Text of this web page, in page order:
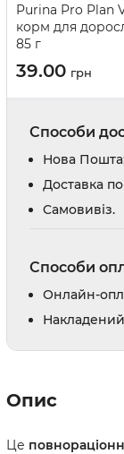
Purina Pro Plan
корм для
85 г
39.00 грн
Способи
Нова
Доставка
Cамовивіз.
Способи
Онлайн-
Опис
Це